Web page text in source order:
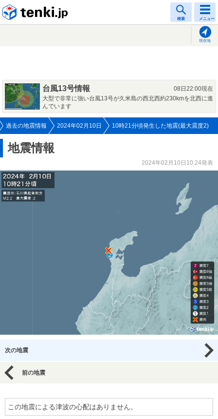
検索 メニュー
現在地
台風13号情報
08日22:00現在
大型で非常に強い台風13号が久米島の西北西約230kmを北西に進
んでいます
過去の地震情報 2024年02月10日 10時21分頃発生した地震(最大震度2)
地震情報
2024年02月10日10:24発表
次の地震
前の地震
この地震による津波の心配はありません。